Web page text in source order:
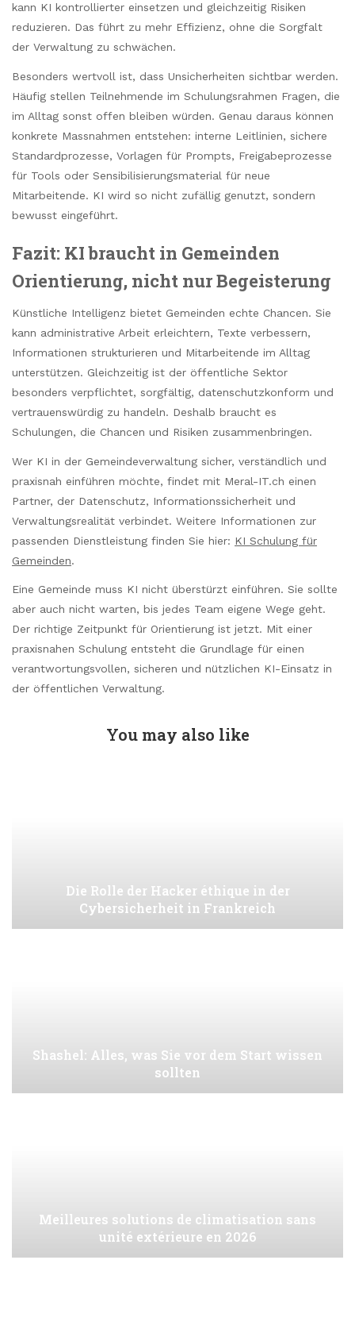
kann KI kontrollierter einsetzen und gleichzeitig Risiken
reduzieren. Das führt zu mehr Effizienz, ohne die Sorgfalt
der Verwaltung zu schwächen.
Besonders wertvoll ist, dass Unsicherheiten sichtbar werden.
Häufig stellen Teilnehmende im Schulungsrahmen Fragen, die
im Alltag sonst offen bleiben würden. Genau daraus können
konkrete Massnahmen entstehen: interne Leitlinien, sichere
Standardprozesse, Vorlagen für Prompts, Freigabeprozesse
für Tools oder Sensibilisierungsmaterial für neue
Mitarbeitende. KI wird so nicht zufällig genutzt, sondern
bewusst eingeführt.
Fazit: KI braucht in Gemeinden
Orientierung, nicht nur Begeisterung
Künstliche Intelligenz bietet Gemeinden echte Chancen. Sie
kann administrative Arbeit erleichtern, Texte verbessern,
Informationen strukturieren und Mitarbeitende im Alltag
unterstützen. Gleichzeitig ist der öffentliche Sektor
besonders verpflichtet, sorgfältig, datenschutzkonform und
vertrauenswürdig zu handeln. Deshalb braucht es
Schulungen, die Chancen und Risiken zusammenbringen.
Wer KI in der Gemeindeverwaltung sicher, verständlich und
praxisnah einführen möchte, findet mit Meral-IT.ch einen
Partner, der Datenschutz, Informationssicherheit und
Verwaltungsrealität verbindet. Weitere Informationen zur
passenden Dienstleistung finden Sie hier: KI Schulung für
Gemeinden.
Eine Gemeinde muss KI nicht überstürzt einführen. Sie sollte
aber auch nicht warten, bis jedes Team eigene Wege geht.
Der richtige Zeitpunkt für Orientierung ist jetzt. Mit einer
praxisnahen Schulung entsteht die Grundlage für einen
verantwortungsvollen, sicheren und nützlichen KI-Einsatz in
der öffentlichen Verwaltung.
You may also like
Die Rolle der Hacker éthique in der
Cybersicherheit in Frankreich
Shashel: Alles, was Sie vor dem Start wissen
sollten
Meilleures solutions de climatisation sans
unité extérieure en 2026